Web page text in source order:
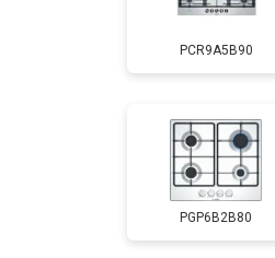
PCR9A5B90
PGP6B2B80